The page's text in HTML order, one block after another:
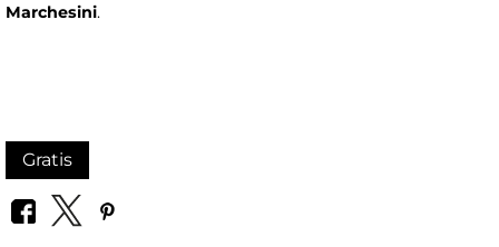
Marchesini.
Gratis